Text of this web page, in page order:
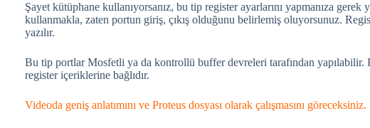
Şayet kütüphane kullanıyorsanız, bu tip register ayarlarını yapmanıza
kullanmakla, zaten portun giriş, çıkış olduğunu belirlemiş oluyorsunuz.
yazılır.
Bu tip portlar Mosfetli ya da kontrollü buffer devreleri tarafından yapılabilir.
register içeriklerine bağlıdır.
Videoda geniş anlatımını ve Proteus dosyası olarak çalışmasını göreceksiniz.